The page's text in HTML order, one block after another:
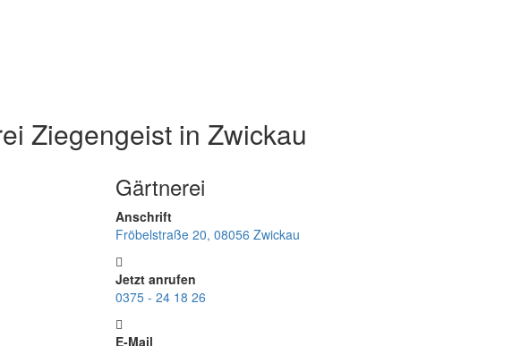
Ziegengeist in Zwickau
Gärtnerei
Anschrift
Fröbelstraße 20, 08056 Zwickau
Jetzt anrufen
0375 - 24 18 26
E-Mail